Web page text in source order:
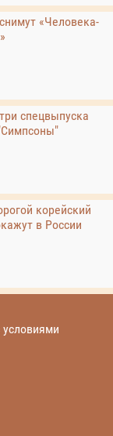
«Человека-
спецвыпуска
корейский
в России
условиями